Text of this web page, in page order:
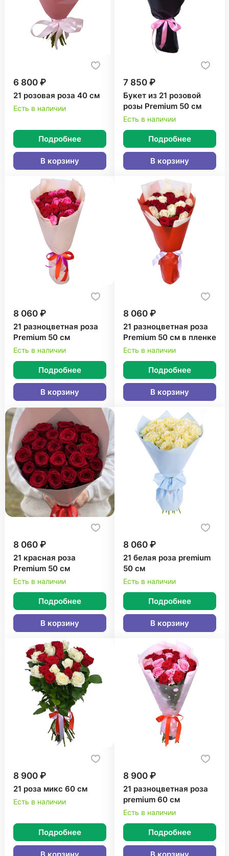
6 800 ₽
21 розовая роза 40 см
Есть в наличии
Подробнее
В корзину
7 850 ₽
Букет из 21 розовой
розы Premium 50 см
Есть в наличии
Подробнее
В корзину
8 060 ₽
21 разноцветная роза
Premium 50 см
Есть в наличии
Подробнее
В корзину
8 060 ₽
21 разноцветная роза
Premium 50 см в пленке
Есть в наличии
Подробнее
В корзину
8 060 ₽
21 красная роза
Premium 50 см
Есть в наличии
Подробнее
В корзину
8 060 ₽
21 белая роза premium
50 см
Есть в наличии
Подробнее
В корзину
8 900 ₽
21 роза микс 60 см
Есть в наличии
Подробнее
8 900 ₽
21 разноцветная роза
premium 60 см
Есть в наличии
Подробнее